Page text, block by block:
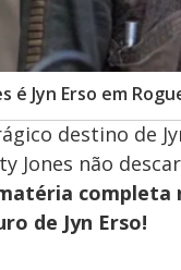
é Jyn Erso em
destino de
Jones não
completa
de Jyn Erso!